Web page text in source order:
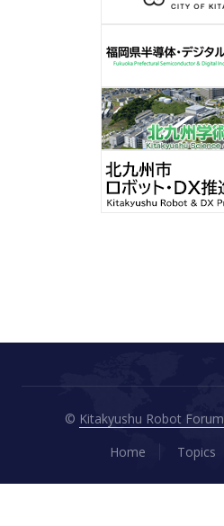
© Kitakyushu Robot Forum
Home
Topics